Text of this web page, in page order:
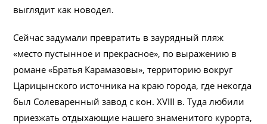
выглядит как новодел.
Сейчас задумали превратить в заурядный пляж
«место пустынное и прекрасное», по выражению в
романе «Братья Карамазовы», территорию вокруг
Царицынского источника на краю города, где некогда
был Солеваренный завод с кон. XVIII в. Туда любили
приезжать отдыхающие нашего знаменитого курорта,